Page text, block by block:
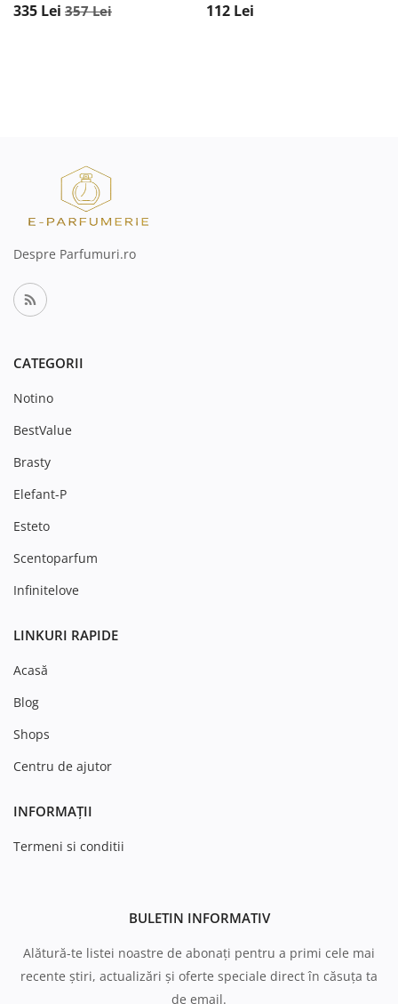
335 Lei 357Lei 112 Lei
Despre Parfumuri.ro
CATEGORII
Notino
BestValue
Brasty
Elefant-P
Esteto
Scentoparfum
Infinitelove
LINKURI RAPIDE
Acasă
Blog
Shops
Centru de ajutor
INFORMAȚII
Termeni si conditii
BULETIN INFORMATIV
Alătură-te listei noastre de abonați pentru a primi cele mai
recente știri, actualizări și oferte speciale direct în căsuța ta
de email.